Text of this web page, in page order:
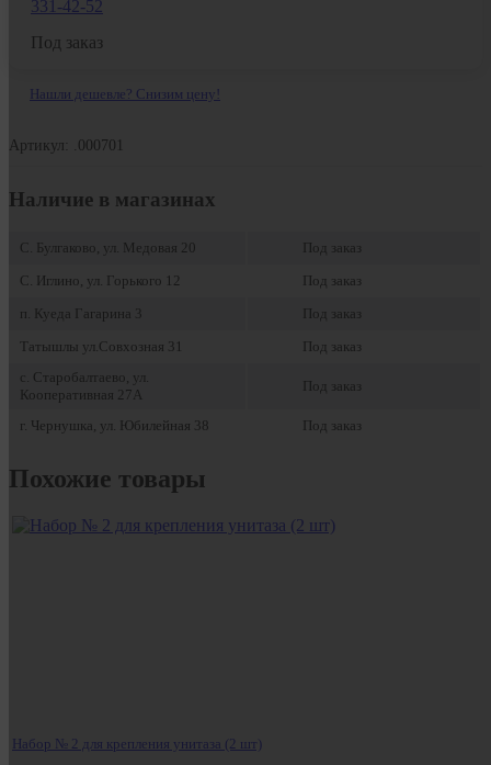
331-42-52
Под заказ
Нашли дешевле? Снизим цену!
Артикул: .000701
Наличие в магазинах
С. Булгаково, ул. Медовая 20
Под заказ
С. Иглино, ул. Горького 12
Под заказ
п. Куеда Гагарина 3
Под заказ
Татышлы ул.Совхозная 31
Под заказ
с. Старобалтаево, ул.
Кооперативная 27А
Под заказ
г. Чернушка, ул. Юбилейная 38 Под заказ
Похожие товары
Набор № 2 для крепления унитаза (2 шт)